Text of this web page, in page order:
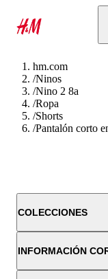
hm.com
/Ninos
/Nino 2 8a
/Ropa
/Shorts
/Pantalón corto
COLECCIONES
INFORMACIÓN